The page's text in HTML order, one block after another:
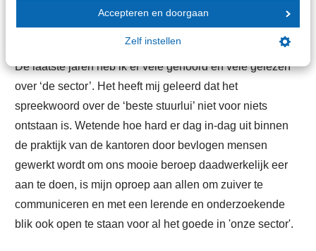
Accepteren en doorgaan
Zelf instellen
Elke betrokken organisatie, stakeholder of commentator
bij de accountancysector is vanzelfsprekend
verantwoordelijk voor de eigen mening, opinie of reactie.
De laatste jaren heb ik er vele gehoord en vele gelezen
over ‘de sector’. Het heeft mij geleerd dat het
spreekwoord over de ‘beste stuurlui’ niet voor niets
ontstaan is. Wetende hoe hard er dag in-dag uit binnen
de praktijk van de kantoren door bevlogen mensen
gewerkt wordt om ons mooie beroep daadwerkelijk eer
aan te doen, is mijn oproep aan allen om zuiver te
communiceren en met een lerende en onderzoekende
blik ook open te staan voor al het goede in 'onze sector'.